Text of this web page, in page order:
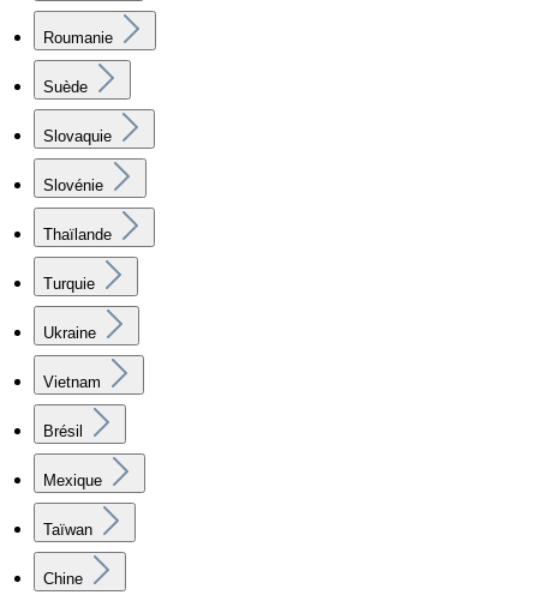
Roumanie
Suède
Slovaquie
Slovénie
Thaïlande
Turquie
Ukraine
Vietnam
Brésil
Mexique
Taïwan
Chine